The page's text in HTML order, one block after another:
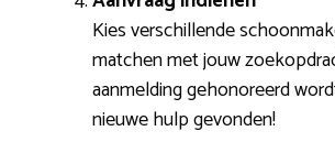
Kies verschillende
matchen met jouw
aanmelding gehonoreerd
nieuwe hulp gevonden!